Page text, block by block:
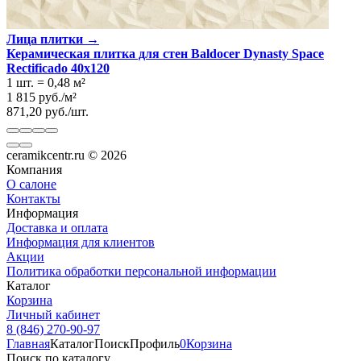
Лица плитки →
Керамическая плитка для стен Baldocer Dynasty Space
Rectificado 40x120
1 шт. = 0,48 м²
1 815 руб./м²
871,20 руб./шт.
ceramikcentr.ru © 2026
Компания
О салоне
Контакты
Информация
Доставка и оплата
Информация для клиентов
Акции
Политика обработки персональной информации
Каталог
Корзина
Личный кабинет
8 (846) 270-90-97
ГлавнаяКаталогПоискПрофиль0Корзина